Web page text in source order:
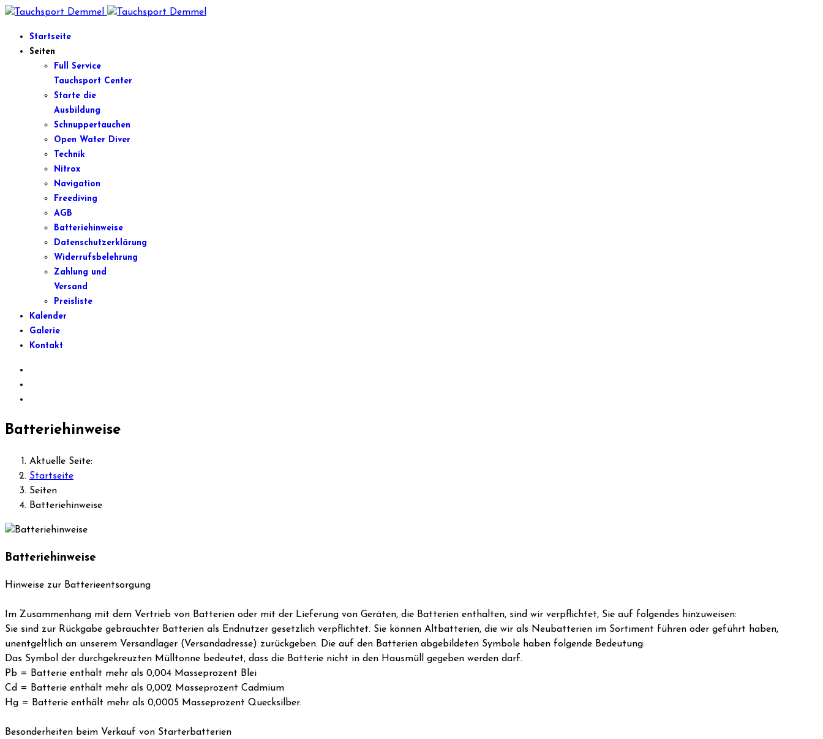
Startseite
Seiten
Full Service
Tauchsport Center
Starte die
Ausbildung
Schnuppertauchen
Open Water Diver
Technik
Nitrox
Navigation
Freediving
AGB
Batteriehinweise
Datenschutzerklärung
Widerrufsbelehrung
Zahlung und
Versand
Preisliste
Kalender
Galerie
Kontakt
Batteriehinweise
Aktuelle Seite:
Startseite
Seiten
Batteriehinweise
Batteriehinweise
Hinweise zur Batterieentsorgung
Im Zusammenhang mit dem Vertrieb von Batterien oder mit der Lieferung von Geräten, die Batterien enthalten, sind wir verpflichtet, Sie auf folgendes hinzuweisen:
Sie sind zur Rückgabe gebrauchter Batterien als Endnutzer gesetzlich verpflichtet. Sie können Altbatterien, die wir als Neubatterien im Sortiment führen oder geführt haben,
unentgeltlich an unserem Versandlager (Versandadresse) zurückgeben. Die auf den Batterien abgebildeten Symbole haben folgende Bedeutung:
Das Symbol der durchgekreuzten Mülltonne bedeutet, dass die Batterie nicht in den Hausmüll gegeben werden darf.
Pb = Batterie enthält mehr als 0,004 Masseprozent Blei
Cd = Batterie enthält mehr als 0,002 Masseprozent Cadmium
Hg = Batterie enthält mehr als 0,0005 Masseprozent Quecksilber.
Besonderheiten beim Verkauf von Starterbatterien